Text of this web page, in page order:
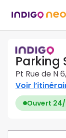
Parking
Pt Rue de N
Voir
Ouvert